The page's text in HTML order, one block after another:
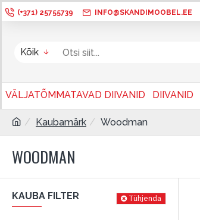
(+371) 25755739 INFO@SKANDIMOOBEL.EE
Kõik
VÄLJATÕMMATAVAD DIIVANID DIIVANID
Kaubamärk Woodman
WOODMAN
KAUBA FILTER Tühjenda